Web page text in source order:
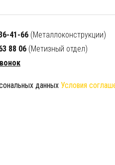
41-66 (Металлоконструкции)
88 06 (Метизный отдел)
данных Условия